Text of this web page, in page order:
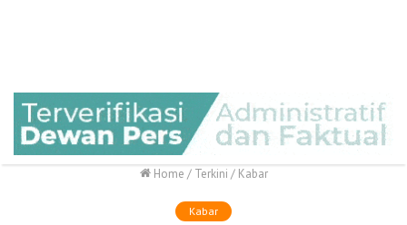
Home / Terkini / Kabar
Kabar